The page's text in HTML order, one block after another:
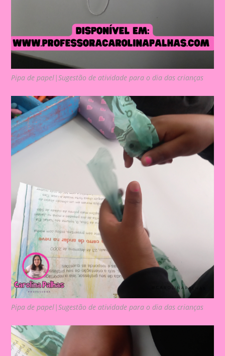
Pipa de papel|Sugestão de atividade para o dia das crianças
Pipa de papel|Sugestão de atividade para o dia das crianças